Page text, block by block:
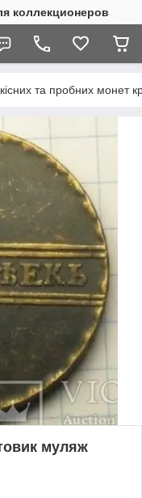
коллекционеров
та пробних монет
муляж